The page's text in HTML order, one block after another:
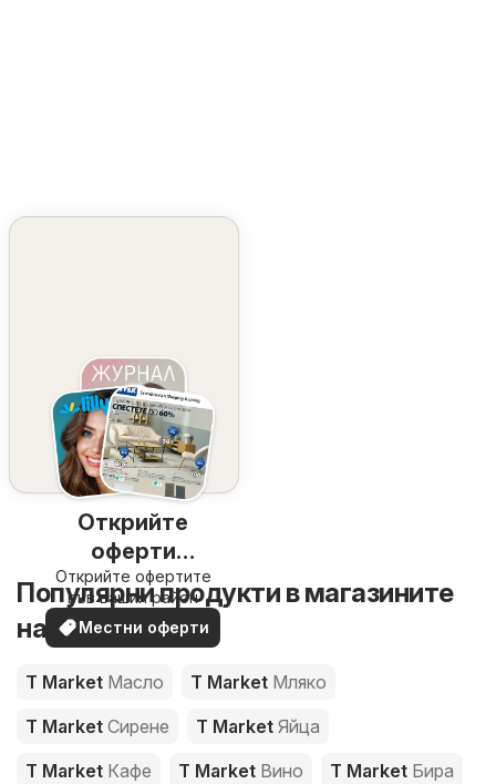
Открийте
оферти
наблизо
Открийте офертите
във вашия район
Местни оферти
Популярни продукти в магазините
на T Market
T Market Масло T Market Мляко
T Market Сирене T Market Яйца
T Market Кафе T Market Вино T Market Бира